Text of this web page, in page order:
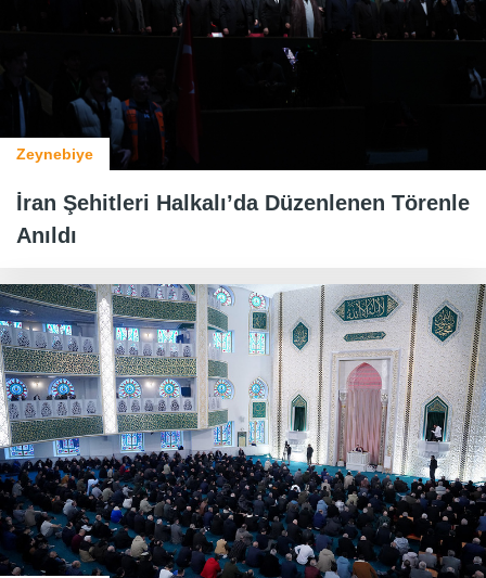
Zeynebiye
İran Şehitleri Halkalı’da Düzenlenen Törenle
Anıldı